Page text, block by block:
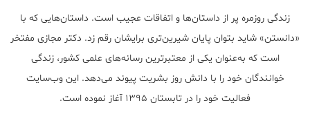
زندگی روزمره پر از داستان‌ها و اتفاقات عجیب است. داستان‌هایی که با
«دانستن» شاید بتوان پایان شیرین‌تری برایشان رقم زد. دکتر مجازی مفتخر
است که به‌عنوان یکی از معتبر‌ترین رسانه‌های علمی کشور، زندگی
خوانندگان خود را با دانش روز بشریت پیوند می‌دهد. این وب‌سایت
فعالیت خود را در تابستان ۱۳۹۵ آغاز نموده است.